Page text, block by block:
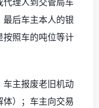
代理人到交管局车
后车主本人的银
按照车的吨位等计
车主报废老旧机动
）；车主向交易